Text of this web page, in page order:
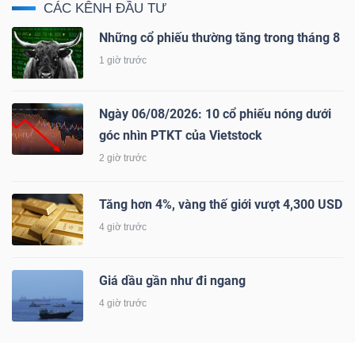
CÁC KÊNH ĐẦU TƯ
Những cổ phiếu thường tăng trong tháng 8
1 giờ trước
Ngày 06/08/2026: 10 cổ phiếu nóng dưới
góc nhìn PTKT của Vietstock
2 giờ trước
Tăng hơn 4%, vàng thế giới vượt 4,300 USD
4 giờ trước
Giá dầu gần như đi ngang
4 giờ trước
Công
cụ
đầu
tư
Truyền
thông
chính